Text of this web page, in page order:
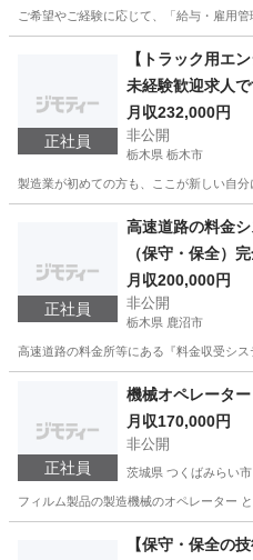
ご希望やご経験に応じて、「給与・雇用
総務
正社員
【トラック用エ
未経験歓迎求人
月収232,000円
非公開
栃木県 栃木市
製造業が初めての方も、ここが新しい自
機械 未経験
正社員
高速道路の料金
（保守・保全）
資格手当★退職年
月収200,000円
非公開
栃木県 鹿沼市
高速道路の料金所等にある『料金収受シ
機械
正社員
機械オペレー
月収170,000円
非公開
茨城県 つくばみらい市
フィルム製品の製造機械のオペレータ
つくばみらい市 化学
【保守・保全の